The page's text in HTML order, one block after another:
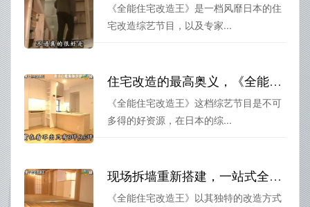
《全能住宅改造王》是一档风靡日本的住
宅改造综艺节目，以及专家...
住宅改造的最高奥义，《全能住宅改造王》311教你如何做到瑕不掩瑜
《全能住宅改造王》这档综艺节目是不可
多得的好资源，在日本的综...
现场拆墙重新搭建，一站式全家大改造！《全能住宅改造王》带字幕告诉你如何变身最美家
《全能住宅改造王》以其独特的改造方式